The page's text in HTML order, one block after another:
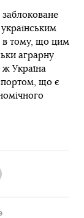
в тому, що цим
аграрну
ж Україна
що є